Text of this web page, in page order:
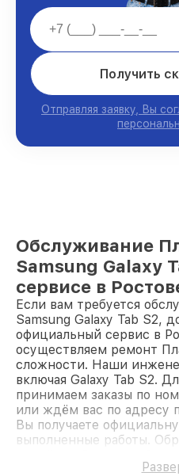
Получить
Отправляя заявку, Вы
Обслуживание
Samsung Galaxy
сервисе в
Если вам требуется
Samsung Galaxy Tab S2,
официальный сервис в
осуществляем ремонт
сложности. Наши
включая Galaxy Tab S2.
принимаем заказы по
или ждём вас по адресу
Вы получаете
выполненные работы.